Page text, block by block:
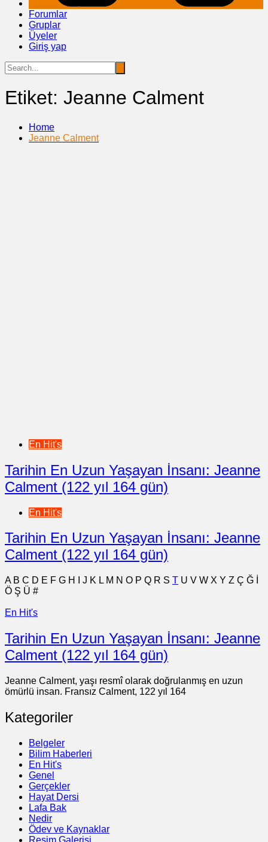
Forumlar
Gruplar
Üyeler
Giriş yap
Etiket: Jeanne Calment
Home
Jeanne Calment
En Hit's
Tarihin En Uzun Yaşayan İnsanı: Jeanne
Calment (122 yıl 164 gün)
En Hit's
Tarihin En Uzun Yaşayan İnsanı: Jeanne
Calment (122 yıl 164 gün)
A B C D E F G H J K L M N O P Q R S T U V W X Y Z Ç Ğ
Ö Ş Ü #
En Hit's
Tarihin En Uzun Yaşayan İnsanı: Jeanne
Calment (122 yıl 164 gün)
Jeanne Calment, yaşı resmî olarak doğrulanmış en uzun
ömürlü insan. Fransız Calment, 122 yıl 164
Kategoriler
Belgeler
Bilim Haberleri
En Hit's
Genel
Gerçekler
Hayat Dersi
Lafa Bak
Nedir
Ödev ve Kaynaklar
Resim Galerisi